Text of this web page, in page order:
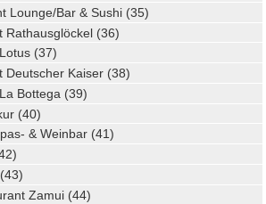
Lounge/Bar & Sushi (35)
Rathausglöckel (36)
(37)
Deutscher Kaiser (38)
Bottega (39)
(40)
& Weinbar (41)
Zamui (44)